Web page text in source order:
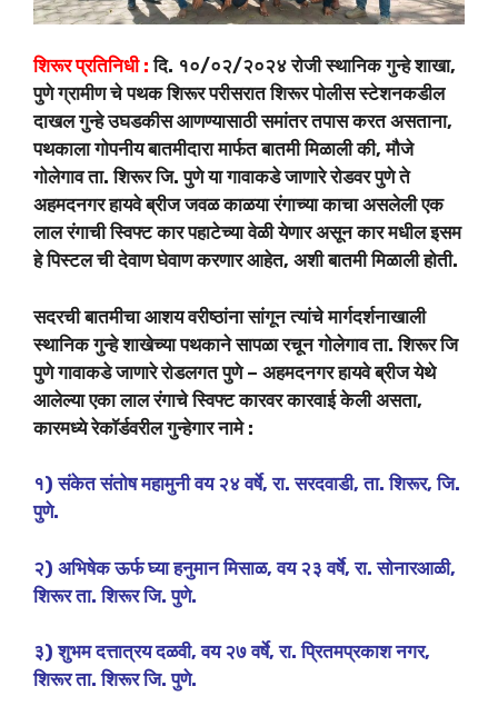
शिरूर प्रतिनिधी : दि. १०/०२/२०२४ रोजी स्थानिक गुन्हे शाखा,
पुणे ग्रामीण चे पथक शिरूर परीसरात शिरूर पोलीस स्टेशनकडील
दाखल गुन्हे उघडकीस आणण्यासाठी समांतर तपास करत असताना,
पथकाला गोपनीय बातमीदारा मार्फत बातमी मिळाली की, मौजे
गोलेगाव ता. शिरूर जि. पुणे या गावाकडे जाणारे रोडवर पुणे ते
अहमदनगर हायवे ब्रीज जवळ काळया रंगाच्या काचा असलेली एक
लाल रंगाची स्विफ्ट कार पहाटेच्या वेळी येणार असून कार मधील इसम
हे पिस्टल ची देवाण घेवाण करणार आहेत, अशी बातमी मिळाली होती.
सदरची बातमीचा आशय वरीष्ठांना सांगून त्यांचे मार्गदर्शनाखाली
स्थानिक गुन्हे शाखेच्या पथकाने सापळा रचून गोलेगाव ता. शिरूर जि
पुणे गावाकडे जाणारे रोडलगत पुणे – अहमदनगर हायवे ब्रीज येथे
आलेल्या एका लाल रंगाचे स्विफ्ट कारवर कारवाई केली असता,
कारमध्ये रेकॉर्डवरील गुन्हेगार नामे :
१) संकेत संतोष महामुनी वय २४ वर्षे, रा. सरदवाडी, ता. शिरूर, जि.
पुणे.
२) अभिषेक ऊर्फ घ्या हनुमान मिसाळ, वय २३ वर्षे, रा.सोनारआळी,
शिरूर ता. शिरूर जि. पुणे.
३) शुभम दत्तात्रय दळवी, वय २७ वर्षे, रा. प्रितमप्रकाश नगर,
शिरूरता. शिरूर जि. पुणे.